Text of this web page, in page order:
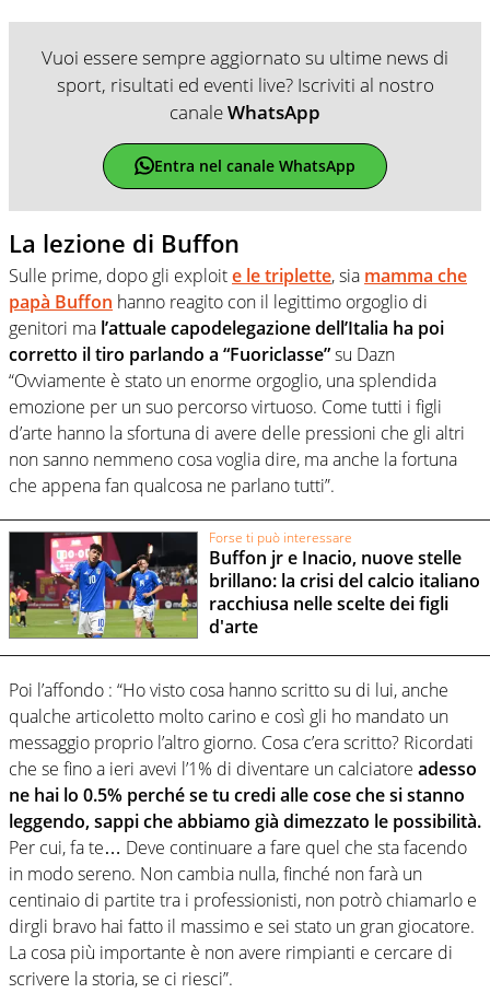
Vuoi essere sempre aggiornato su ultime news di
sport, risultati ed eventi live? Iscriviti al nostro
canaleWhatsApp
Entra nel canale WhatsApp
La lezione di Buffon
Sulle prime, dopo gli exploite le triplette, sia mamma che
papà Buffon hanno reagito con il legittimo orgoglio di
genitori ma l’attuale capodelegazione dell’Italia ha poi
corretto il tiro parlando a “Fuoriclasse”su Dazn
“Ovviamente è stato un enorme orgoglio, una splendida
emozione per un suo percorso virtuoso. Come tutti i figli
d’arte hanno la sfortuna di avere delle pressioni che gli altri
non sanno nemmeno cosa voglia dire, ma anche la fortuna
che appena fan qualcosa ne parlano tutti”.
Forse ti può interessare
Buffon jr e Inacio, nuove stelle
brillano: la crisi del calcio italiano
racchiusa nelle scelte dei figli
d'arte
Poi l’affondo : “Ho visto cosa hanno scritto su di lui, anche
qualche articoletto molto carino e così gli ho mandato un
messaggio proprio l’altro giorno. Cosa c’era scritto? Ricordati
che se fino a ieri avevi l’1% di diventare un calciatore adesso
ne hai lo 0.5% perché se tu credi alle cose che si stanno
leggendo, sappi che abbiamo già dimezzato le possibilità.
Per cui, fa te… Deve continuare a fare quel che sta facendo
in modo sereno. Non cambia nulla, finché non farà un
centinaio di partite tra i professionisti, non potrò chiamarlo e
dirgli bravo hai fatto il massimo e sei stato un gran giocatore.
La cosa più importante è non avere rimpianti e cercare di
scrivere la storia, se ci riesci”.